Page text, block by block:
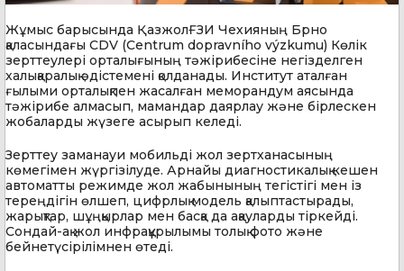
Жұмыс барысында ҚазжолҒЗИ Чехияның Брно
қаласындағы CDV (Centrum dopravního výzkumu) Көлік
зерттеулері орталығының тәжірибесіне негізделген
халықаралық әдістемені қолданады. Институт аталған
ғылыми орталықпен жасалған меморандум аясында
тәжірибе алмасып, мамандар даярлау және бірлескен
жобаларды жүзеге асырып келеді.
Зерттеу заманауи мобильді жол зертханасының
көмегімен жүргізілуде. Арнайы диагностикалық кешен
автоматты режимде жол жабынының тегістігі мен із
тереңдігін өлшеп, цифрлық модель қалыптастырады,
жарықтар, шұңқырлар мен басқа да ақауларды тіркейді.
Сондай-ақ жол инфрақұрылымы толық фото және
бейнетүсірілімнен өтеді.